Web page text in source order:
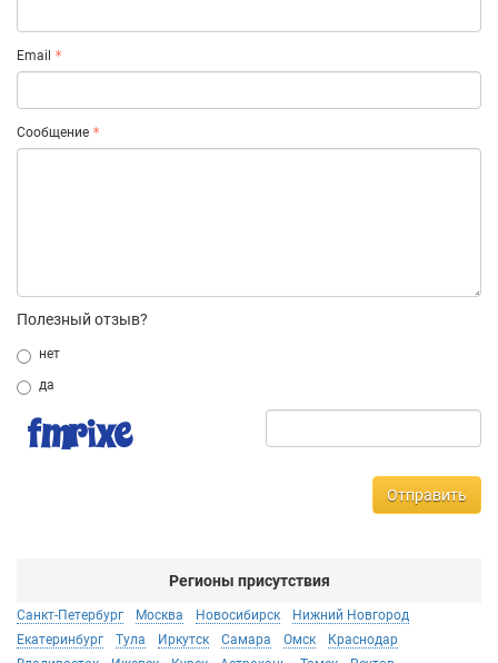
Email
Сообщение
Полезный отзыв?
нет
да
Отправить
Регионы присутствия
Санкт-Петербург Москва Новосибирск
Нижний Новгород
Екатеринбург
Тула Иркутск Самара Омск
Краснодар